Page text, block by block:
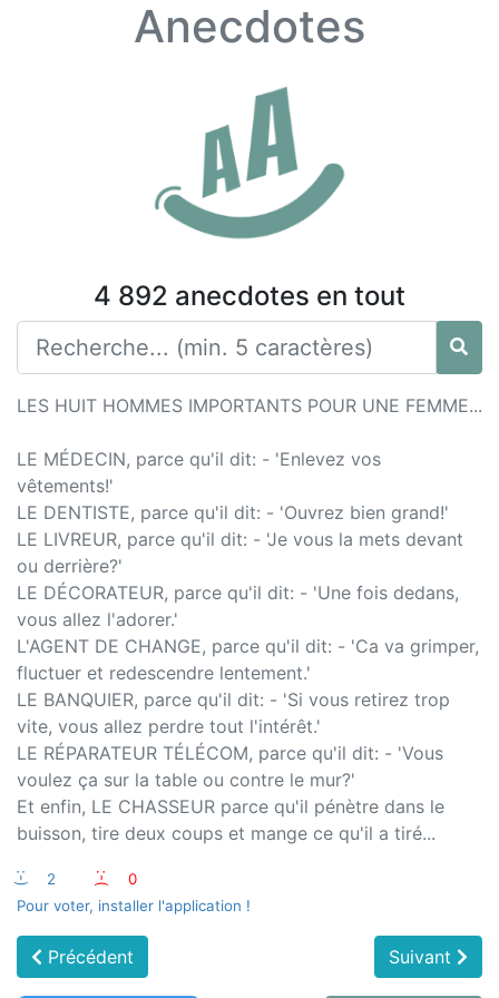
Anecdotes
4 892 anecdotes en tout
LES HUIT HOMMES IMPORTANTS POUR UNE FEMME...
LE MÉDECIN, parce qu'il dit: - 'Enlevez vos
vêtements!'
LE DENTISTE, parce qu'il dit: - 'Ouvrez bien grand!'
LE LIVREUR, parce qu'il dit: - 'Je vous la mets devant
ou derrière?'
LE DÉCORATEUR, parce qu'il dit: - 'Une fois dedans,
vous allez l'adorer.'
L'AGENT DE CHANGE, parce qu'il dit: - 'Ca va grimper,
fluctuer et redescendre lentement.'
LE BANQUIER, parce qu'il dit: - 'Si vous retirez trop
vite, vous allez perdre tout l'intérêt.'
LE RÉPARATEUR TÉLÉCOM, parce qu'il dit: - 'Vous
voulez ça sur la table ou contre le mur?'
Et enfin, LE CHASSEUR parce qu'il pénètre dans le
buisson, tire deux coups et mange ce qu'il a tiré...
:-) 2 :-(
0
Pour voter, installer l'application !
Précédent Suivant